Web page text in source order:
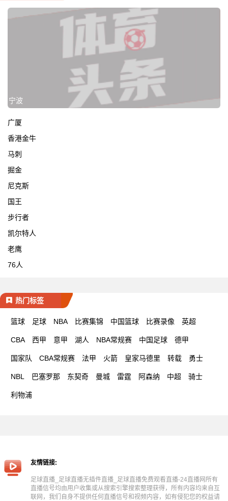
宁波
广厦
香港金牛
马刺
掘金
尼克斯
国王
步行者
凯尔特人
老鹰
76人
热门标签
篮球 足球 NBA 比赛集锦 中国篮球 比赛录像 英超
CBA 西甲 意甲 湖人 NBA常规赛 中国足球 德甲
国家队 CBA常规赛 法甲 火箭 皇家马德里 转载 勇士
NBL 巴塞罗那 东契奇 曼城 雷霆 阿森纳 中超 骑士
利物浦
友情链接:
足球直播_足球直播无插件直播_足球直播免费观看直播-24直播网所有
直播信号均由用户收集或从搜索引擎搜索整理获得，所有内容均来自互
联网，我们自身不提供任何直播信号和视频内容，如有侵犯您的权益请